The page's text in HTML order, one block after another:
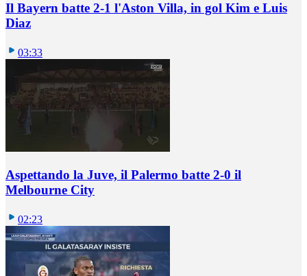
Il Bayern batte 2-1 l'Aston Villa, in gol Kim e Luis
Diaz
03:33
Aspettando la Juve, il Palermo batte 2-0 il
Melbourne City
02:23